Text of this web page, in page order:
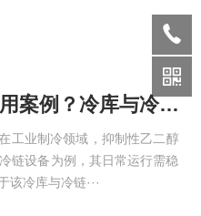
政和抑制性乙二醇在工业制冷中的应用案例？冷库与冷链设备实例
工业制冷领域，抑制性乙二醇
链设备为例，其日常运行需稳
冷库与冷链···